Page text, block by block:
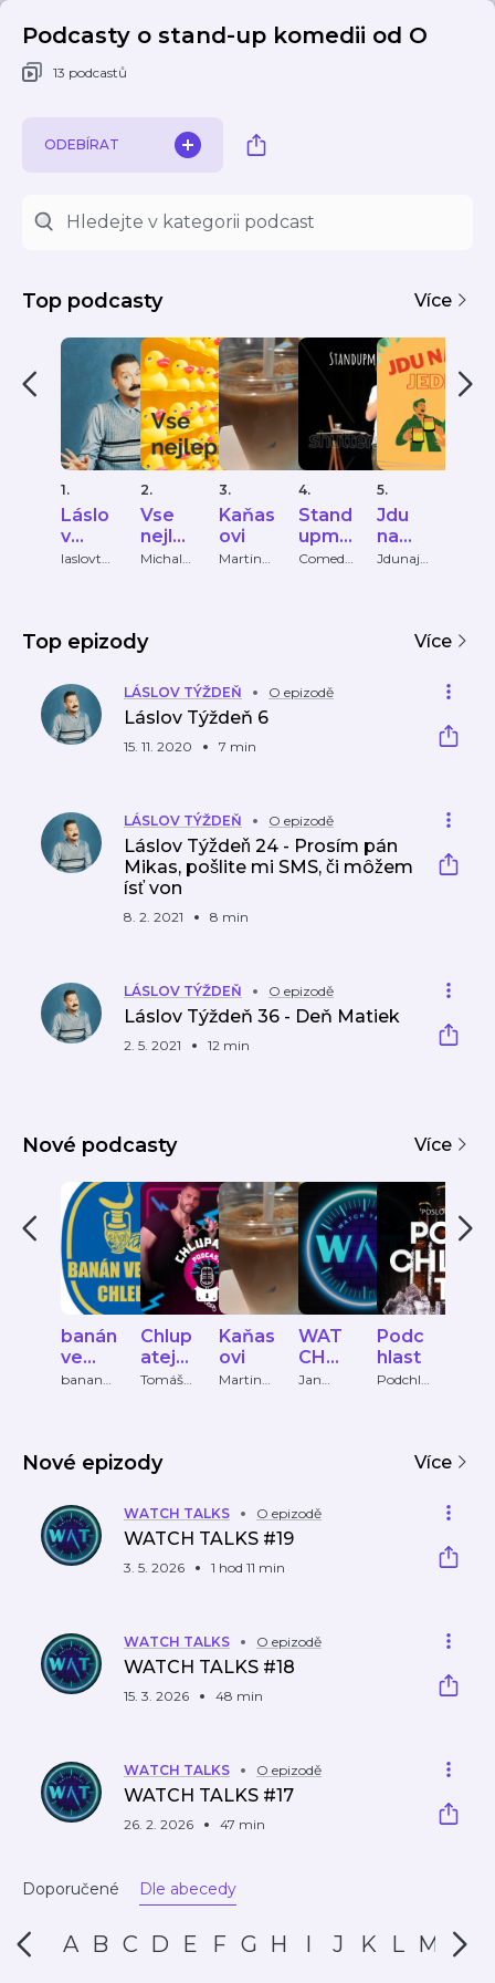
Podcasty o stand-up komedii od O
13 podcastů
ODEBÍRAT
Top podcasty Více
1.
Láslo
v
Týžd
laslovtyz
2.
Vse
nejlep
si
Michal
3.
Kaňas
ovi
Martin
4.
Stand
upme
nto -
Comedi
5.
Jdu
na
jedno
Jdunaje
Top epizody Více
LÁSLOV TÝŽDEŇ O epizodě
Láslov Týždeň 6
15. 11. 2020 7 min
LÁSLOV TÝŽDEŇ O epizodě
Láslov Týždeň 24 - Prosím pán
Mikas, pošlite mi SMS, či môžem
ísť von
8. 2. 2021 8 min
LÁSLOV TÝŽDEŇ O epizodě
Láslov Týždeň 36 - Deň Matiek
2. 5. 2021 12 min
Nové podcasty Více
banán
ve
váze,
banan
Chlup
atej
podc
Tomáš
Kaňas
ovi
Martin
WAT
CH
TALK
Jan
Podc
hlast
Podchla
Nové epizody Více
WATCH TALKS O epizodě
WATCH TALKS #19
3. 5. 2026 1 hod 11 min
WATCH TALKS O epizodě
WATCH TALKS #18
15. 3. 2026 48 min
WATCH TALKS O epizodě
WATCH TALKS #17
26. 2. 2026 47 min
Doporučené Dle abecedy
A B C D E F G H I J K L M N